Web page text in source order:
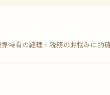
特有の経理・税務のお悩みに的